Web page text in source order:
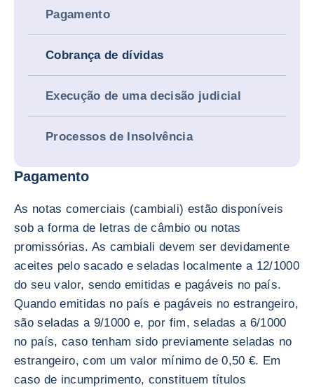
Pagamento
Cobrança de dívidas
Execução de uma decisão judicial
Processos de Insolvência
Pagamento
As notas comerciais (cambiali) estão disponíveis
sob a forma de letras de câmbio ou notas
promissórias. As cambiali devem ser devidamente
aceites pelo sacado e seladas localmente a 12/1000
do seu valor, sendo emitidas e pagáveis no país.
Quando emitidas no país e pagáveis no estrangeiro,
são seladas a 9/1000 e, por fim, seladas a 6/1000
no país, caso tenham sido previamente seladas no
estrangeiro, com um valor mínimo de 0,50 €. Em
caso de incumprimento, constituem títulos